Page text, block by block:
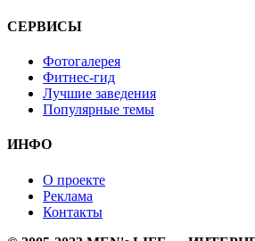
СЕРВИСЫ
Фотогалерея
Фитнес-гид
Лучшие заведения
Популярные темы
ИНФО
О проекте
Реклама
Контакты